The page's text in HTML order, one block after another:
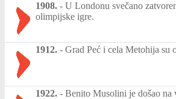
1908. - U Londonu svečano
olimpijske igre.
1912. - Grad Peć i cela Metohija su
1922. - Benito Musolini je došao na